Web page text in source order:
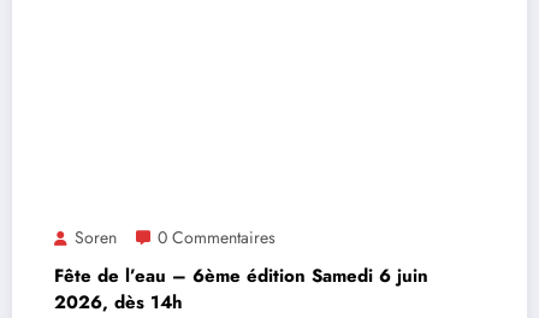
Soren 0 Commentaires
Fête de l’eau – 6ème édition Samedi 6 juin
2026, dès 14h